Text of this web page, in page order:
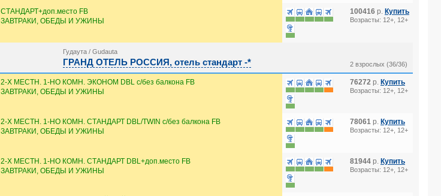
СТАНДАРТ+доп.место FB
ЗАВТРАКИ, ОБЕДЫ И УЖИНЫ
100416 р. Купить
Возрасты: 12+, 12+
Гудаута / Gudauta
ГРАНД ОТЕЛЬ РОССИЯ, отель стандарт -* 2 взрослых (36/36)
2-Х МЕСТН. 1-НО КОМН. ЭКОНОМ DBL с/без балкона FB
ЗАВТРАКИ, ОБЕДЫ И УЖИНЫ
76272 р. Купить
Возрасты: 12+, 12+
2-Х МЕСТН. 1-НО КОМН. СТАНДАРТ DBL/TWIN с/без балкона FB
ЗАВТРАКИ, ОБЕДЫ И УЖИНЫ
78061 р. Купить
Возрасты: 12+, 12+
2-Х МЕСТН. 1-НО КОМН. СТАНДАРТ DBL+доп.место FB
ЗАВТРАКИ, ОБЕДЫ И УЖИНЫ
81944 р. Купить
Возрасты: 12+, 12+